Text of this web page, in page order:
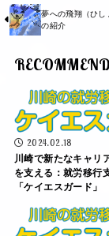
夢への飛翔（ひし
の紹介
RECOMMEND
2024.02.18
川崎で新たなキャリ
を支える：就労移行
「ケイエスガード」